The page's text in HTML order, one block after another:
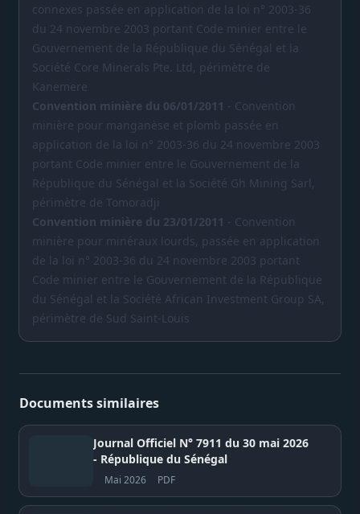
connexes passée en application de la loi n° 2003-36
du 24 novembre 2003 portant Code minier entre le
Gouvernement de la République du Sénégal et la
Société Core Minerals Pte. Ltd, périmètre de
Kanemere
Convention minière du 06/01/2011 - Convention
minière pour manganèse et plomb passée en
application de la loi n° 2003-36 du 24 novembre 2003
portant Code minier entre le Gouvernement de la
République du Sénégal et la Société Gh Mining Sarl,
périmètre de Tomoradji
Convention minière du 23/01/2011 - Convention
minière pour minéraux lourds, passée en application
de la loi n° 2003-36 du 24 novembre 2003 portant
Code minier entre le Gouvernement de la République
du Sénégal et la Société African Investment Group SA,
périmètre de Sud Saint-Louis
Documents similaires
Journal Officiel N° 7911 du 30 mai 2026
- République du Sénégal
Mai 2026 PDF